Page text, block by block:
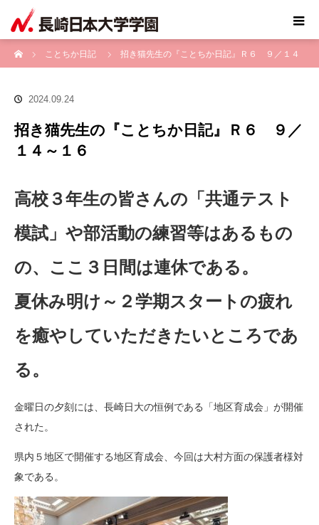
ことちか日記
招き猫先生の『ことちか日記』Ｒ６ ９／１４
2024.09.24
招き猫先生の『ことちか日記』Ｒ６ ９／
１４～１６
高校３年生の皆さんの「共通テスト
模試」や部活動の練習等はあるもの
の、ここ３日間は連休である。
夏休み明け～２学期スタートの疲れ
を癒やしていただきたいところであ
る。
金曜日の夕刻には、長崎日大の恒例である「地区育成会」が開催
された。
県内５地区で開催する地区育成会、今回は大村方面の保護者様対
象である。